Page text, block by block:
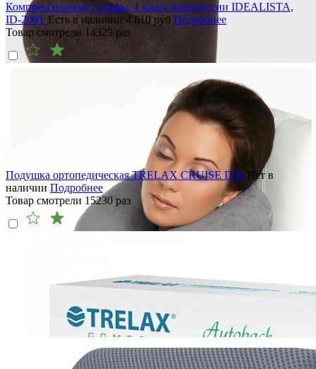
Компрессионные гольфы, 1 класс компрессии IDEALISTA,
ID-200TЕсть в наличии 4 610руб Подробнее
Товар смотрели14329 раз
Подушка ортопедическая TRELAX CRUISE П36 Нет в
наличии Подробнее
Товар смотрели 15230 раз